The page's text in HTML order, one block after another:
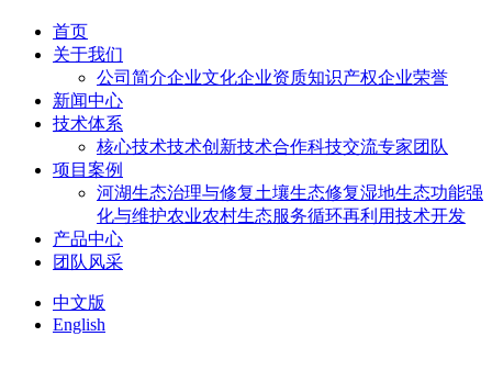
首页
关于我们
公司简介企业文化企业资质知识产权企业荣誉
新闻中心
技术体系
核心技术技术创新技术合作科技交流专家团队
项目案例
河湖生态治理与修复土壤生态修复湿地生态功能强
化与维护农业农村生态服务循环再利用技术开发
产品中心
团队风采
中文版
English